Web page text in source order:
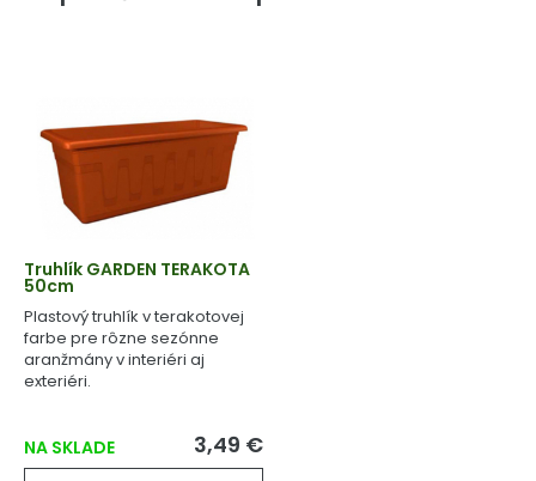
Truhlík GARDEN TERAKOTA
50cm
Plastový truhlík v terakotovej
farbe pre rôzne sezónne
aranžmány v interiéri aj
exteriéri.
NA SKLADE 3,49 €